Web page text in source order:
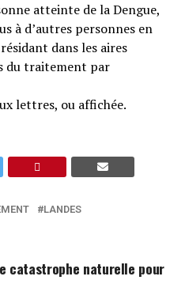
atteinte de la Dengue,
à d’autres personnes en
dans les aires
du traitement par
lettres, ou affichée.
LANDES
catastrophe naturelle pour